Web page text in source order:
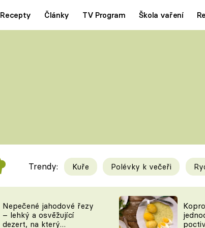
Recepty Články TV Program Škola vaření
Videorecepty
TEĎ VAŘÍ ŠÉF!
Tipy a triky
KAM ZA JÍDLEM
Trendy: Kuře Polévky k večeři
Nepečené jahodové řezy
– lehký a osvěžující
dezert, na který